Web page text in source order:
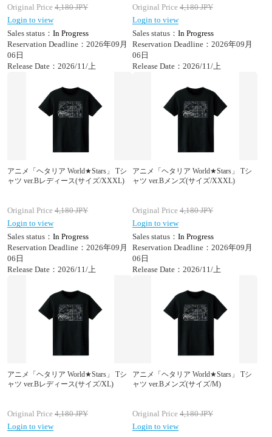
Original Price 4,180JPY
Login to view
Sales status： In Progress
Reservation Deadline：2026年09月
06日
Release Date：2026/11/上
Original Price 4,180JPY
Login to view
Sales status： In Progress
Reservation Deadline：2026年09月
06日
Release Date：2026/11/上
アニメ「ヘタリア World★Stars」 Tシ
ャツ ver.Bレディース(サイズ/XXXL)
Original Price 4,180JPY
Login to view
Sales status： In Progress
Reservation Deadline：2026年09月
06日
Release Date：2026/11/上
アニメ「ヘタリア World★Stars」 Tシ
ャツ ver.Bメンズ(サイズ/XXXL)
Original Price 4,180JPY
Login to view
Sales status： In Progress
Reservation Deadline：2026年09月
06日
Release Date：2026/11/上
アニメ「ヘタリア World★Stars」 Tシ
ャツ ver.Bレディース(サイズ/XL)
Original Price 4,180JPY
Login to view
アニメ「ヘタリア World★Stars」 Tシ
ャツ ver.Bメンズ(サイズ/M)
Original Price 4,180JPY
Login to view